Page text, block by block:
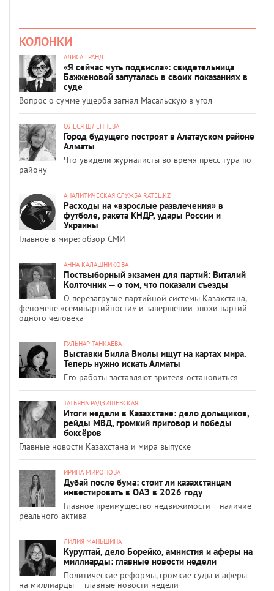
КОЛОНКИ
АЛИСА ГРАНД
«Я сейчас чуть подвисла»: свидетельница
Бажкеновой запуталась в своих показаниях в
суде
Вопрос о сумме ущерба загнал Масальскую в угол
ОЛЕСЯ ШЛЕПНЕВА
Город будущего построят в Алатауском районе
Алматы
Что увидели журналисты во время пресс-тура по
району
АНАЛИТИЧЕСКАЯ СЛУЖБА RATEL.KZ
Расходы на «взрослые развлечения» в
футболе, ракета КНДР, удары России и
Украины
Главное в мире: обзор СМИ
АННА КАЛАШНИКОВА
Поствыборный экзамен для партий: Виталий
Колточник — о том, что показали съезды
О перезагрузке партийной системы Казахстана,
феномене «семипартийности» и завершении эпохи партий
одного человека
ГУЛЬНАР ТАНКАЕВА
Выставки Билла Виолы ищут на картах мира.
Теперь нужно искать Алматы
Его работы заставляют зрителя остановиться
ТАТЬЯНА РАДЗИШЕВСКАЯ
Итоги недели в Казахстане: дело дольщиков,
рейды МВД, громкий приговор и победы
боксёров
Главные новости Казахстана и мира выпуске
ИРИНА МИРОНОВА
Дубай после бума: стоит ли казахстанцам
инвестировать в ОАЭ в 2026 году
Главное преимущество недвижимости – наличие
реального актива
ЛИЛИЯ МАНЬШИНА
Курултай, дело Борейко, амнистия и аферы на
миллиарды: главные новости недели
Политические реформы, громкие суды и аферы
на миллиарды — главные новости недели